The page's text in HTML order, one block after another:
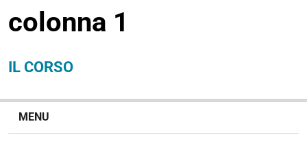
colonna 1
IL CORSO
MENU